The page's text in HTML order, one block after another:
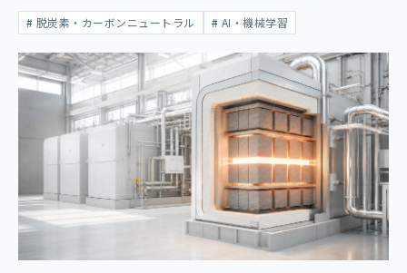
脱炭素・カーボンニュートラル AI・機械学習